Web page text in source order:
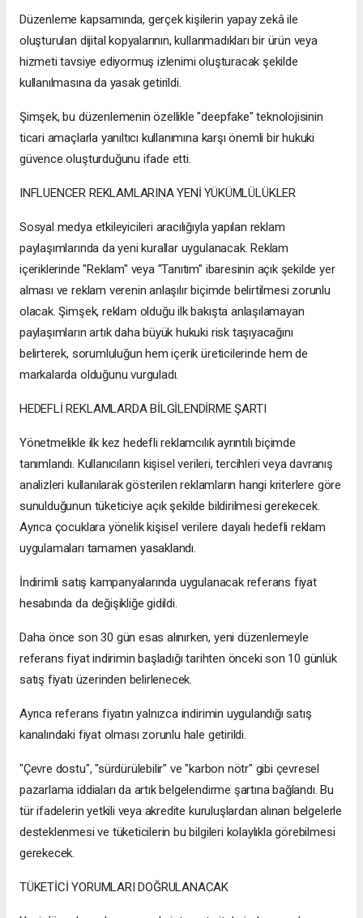
Düzenleme kapsamında, gerçek kişilerin yapay zekâ ile
oluşturulan dijital kopyalarının, kullanmadıkları bir ürün veya
hizmeti tavsiye ediyormuş izlenimi oluşturacak şekilde
kullanılmasına da yasak getirildi.
Şimşek, bu düzenlemenin özellikle "deepfake" teknolojisinin
ticari amaçlarla yanıltıcı kullanımına karşı önemli bir hukuki
güvence oluşturduğunu ifade etti.
INFLUENCER REKLAMLARINA YENİ YÜKÜMLÜLÜKLER
Sosyal medya etkileyicileri aracılığıyla yapılan reklam
paylaşımlarında da yeni kurallar uygulanacak. Reklam
içeriklerinde "Reklam" veya "Tanıtım" ibaresinin açık şekilde yer
alması ve reklam verenin anlaşılır biçimde belirtilmesi zorunlu
olacak. Şimşek, reklam olduğu ilk bakışta anlaşılamayan
paylaşımların artık daha büyük hukuki risk taşıyacağını
belirterek, sorumluluğun hem içerik üreticilerinde hem de
markalarda olduğunu vurguladı.
HEDEFLİ REKLAMLARDA BİLGİLENDİRME ŞARTI
Yönetmelikle ilk kez hedefli reklamcılık ayrıntılı biçimde
tanımlandı. Kullanıcıların kişisel verileri, tercihleri veya davranış
analizleri kullanılarak gösterilen reklamların hangi kriterlere göre
sunulduğunun tüketiciye açık şekilde bildirilmesi gerekecek.
Ayrıca çocuklara yönelik kişisel verilere dayalı hedefli reklam
uygulamaları tamamen yasaklandı.
İndirimli satış kampanyalarında uygulanacak referans fiyat
hesabında da değişikliğe gidildi.
Daha önce son 30 gün esas alınırken, yeni düzenlemeyle
referans fiyat indirimin başladığı tarihten önceki son 10 günlük
satış fiyatı üzerinden belirlenecek.
Ayrıca referans fiyatın yalnızca indirimin uygulandığı satış
kanalındaki fiyat olması zorunlu hale getirildi.
"Çevre dostu", "sürdürülebilir" ve "karbon nötr" gibi çevresel
pazarlama iddiaları da artık belgelendirme şartına bağlandı. Bu
tür ifadelerin yetkili veya akredite kuruluşlardan alınan belgelerle
desteklenmesi ve tüketicilerin bu bilgileri kolaylıkla görebilmesi
gerekecek.
TÜKETİCİ YORUMLARI DOĞRULANACAK